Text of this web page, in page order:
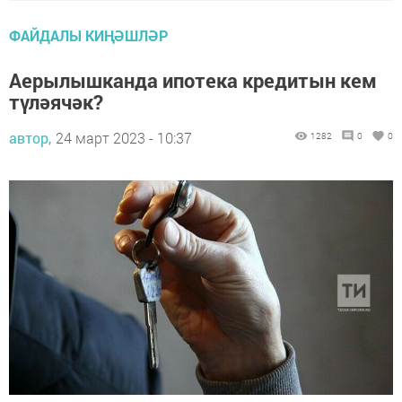
ФАЙДАЛЫ КИҢӘШЛӘР
Аерылышканда ипотека кредитын кем
түләячәк?
автор, 24 март 2023 - 10:37 1282 0 0